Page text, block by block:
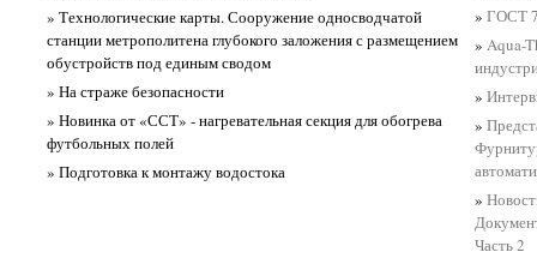
» Технологические карты. Сооружение односводчатой
станции метрополитена глубокого заложения с размещением
обустройств под единым сводом
» На страже безопасности
» Новинка от «ССТ» - нагревательная секция для обогрева
футбольных полей
» Подготовка к монтажу водостока
» ГОСТ
» Aqua-
»
»
»
Часть 2